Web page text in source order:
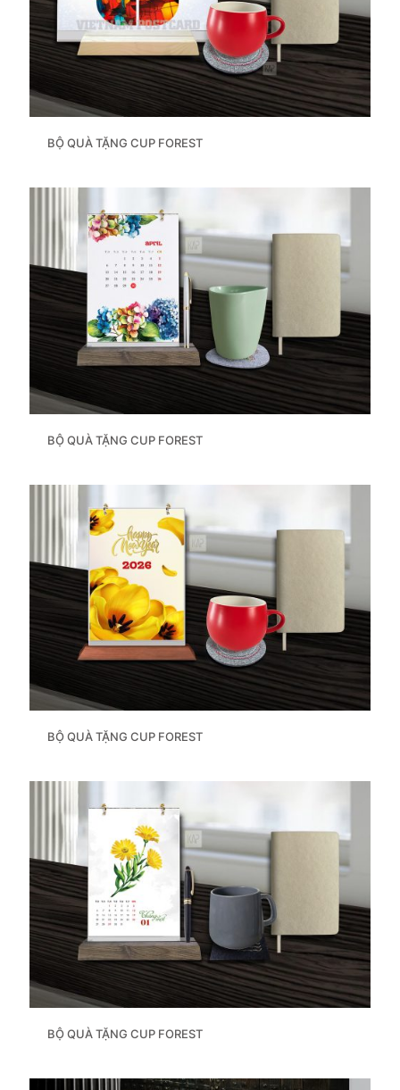
BỘ QUÀ TẶNG CUP FOREST
BỘ QUÀ TẶNG CUP FOREST
BỘ QUÀ TẶNG CUP FOREST
BỘ QUÀ TẶNG CUP FOREST